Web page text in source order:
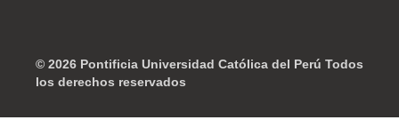
© 2026 Pontificia Universidad Católica del Perú Todos
los derechos reservados